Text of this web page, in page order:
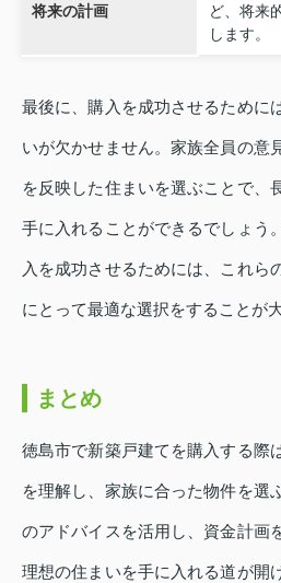
将来の計画
ど、将来
します。
最後に、購入を成功させるために
いが欠かせません。家族全員の意
を反映した住まいを選ぶことで、
手に入れることができるでしょう
入を成功させるためには、これら
にとって最適な選択をすることが
まとめ
徳島市で新築戸建てを購入する際
を理解し、家族に合った物件を選
のアドバイスを活用し、資金計画
理想の住まいを手に入れる道が開